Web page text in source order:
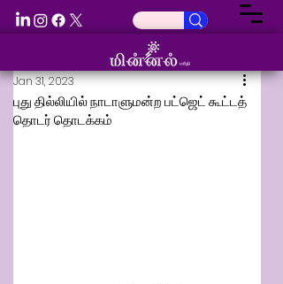
புது தில்லியில் நாடாளுமன்ற பட்ஜெட் கூட்டத்
தொடர் தொடக்கம்
Jan 31, 2023